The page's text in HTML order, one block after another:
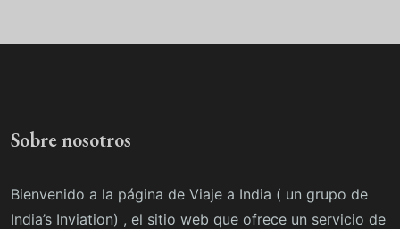
Sobre nosotros
Bienvenido a la página de Viaje a India ( un grupo de
India’s Inviation) , el sitio web que ofrece un servicio de